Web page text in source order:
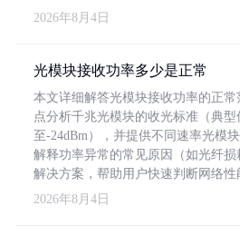
2026年8月4日
光模块接收功率多少是正常
本文详细解答光模块接收功率的正
点分析千兆光模块的收光标准（典型
至-24dBm），并提供不同速率光模
解释功率异常的常见原因（如光纤损
解决方案，帮助用户快速判断网络性
2026年8月4日